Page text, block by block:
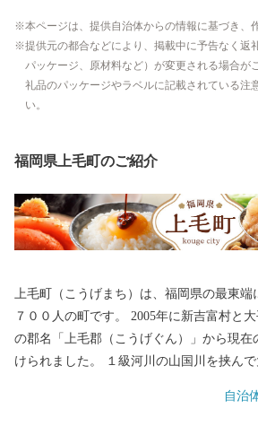
本ページは、提供自治体からの情報に基づき、
提供元の都合などにより、掲載中に予告なく返
パッケージ、原材料など）が変更される場合が
礼品のパッケージやラベルに記載されている注
い。
福岡県上毛町のご紹介
上毛町（こうげまち）は、福岡県の最東端
７００人の町です。 2005年に新吉富村と
の郡名「上毛郡（こうげぐん）」から現在
けられました。 １級河川の山国川を挟ん
地域です。 定住自立圏構想も県境を越え
自治